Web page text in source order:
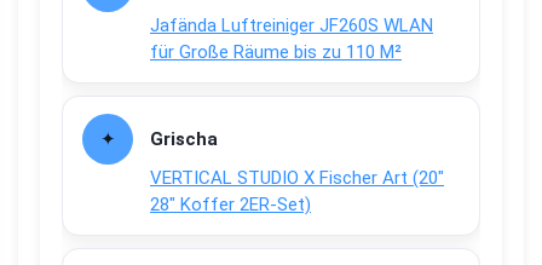
Jafända Luftreiniger JF260S WLAN
für Große Räume bis zu 110 M²
Grischa
VERTICAL STUDIO X Fischer Art (20″
28″ Koffer 2ER-Set)